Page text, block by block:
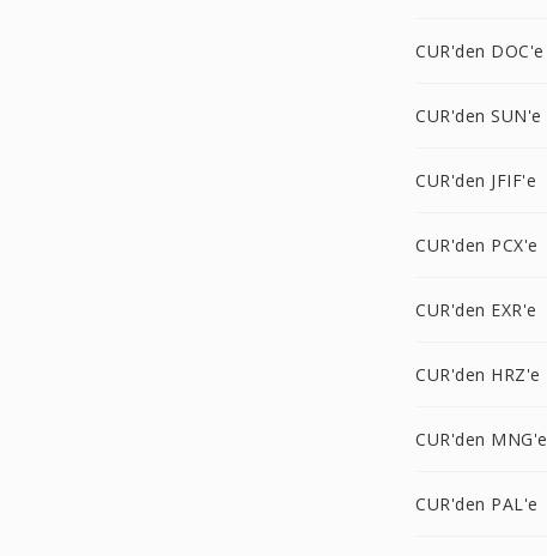
CUR'den DOC'e
CUR'den SUN'e
CUR'den JFIF'e
CUR'den PCX'e
CUR'den EXR'e
CUR'den HRZ'e
CUR'den MNG'e
CUR'den PAL'e